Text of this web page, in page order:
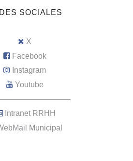
SOCIALES
X
Facebook
Instagram
Youtube
Intranet RRHH
Municipal